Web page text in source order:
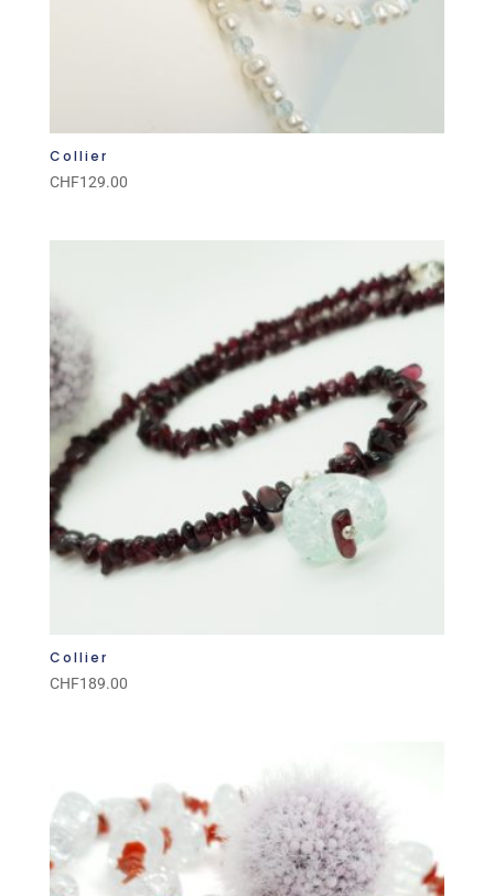
Collier
CHF129.00
Collier
CHF189.00